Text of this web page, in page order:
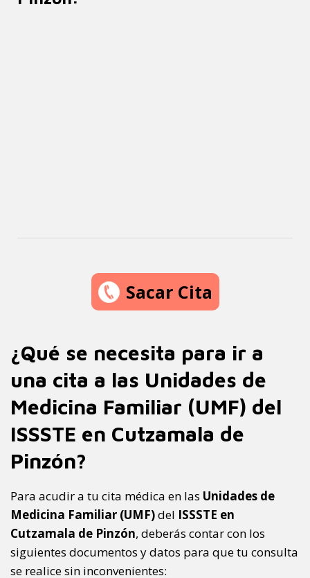
Sacar Cita
¿Qué se necesita para ir a
una cita a las Unidades de
Medicina Familiar (UMF) del
ISSSTE en Cutzamala de
Pinzón?
Para acudir a tu cita médica en las Unidades de
Medicina Familiar (UMF)del ISSSTE en
Cutzamala de Pinzón, deberás contar con los
siguientes documentos y datos para que tu consulta
se realice sin inconvenientes: